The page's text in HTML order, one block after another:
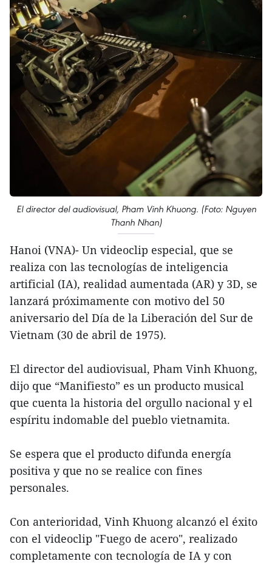
El director del audiovisual, Pham Vinh Khuong. (Foto: Nguyen
Thanh Nhan)
Hanoi (VNA)- Un videoclip especial, que se
realiza con las tecnologías de inteligencia
artificial (IA), realidad aumentada (AR) y 3D, se
lanzará próximamente con motivo del 50
aniversario del Día de la Liberación del Sur de
Vietnam (30 de abril de 1975).
El director del audiovisual, Pham Vinh Khuong,
dijo que “Manifiesto” es un producto musical
que cuenta la historia del orgullo nacional y el
espíritu indomable del pueblo vietnamita.
Se espera que el producto difunda energía
positiva y que no se realice con fines
personales.
Con anterioridad, Vinh Khuong alcanzó el éxito
con el videoclip "Fuego de acero", realizado
completamente con tecnología de IA y con